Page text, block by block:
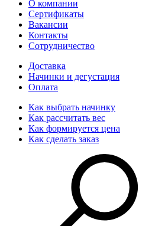
О компании
Сертификаты
Вакансии
Контакты
Сотрудничество
Доставка
Начинки и дегустация
Оплата
Как выбрать начинку
Как рассчитать вес
Как формируется цена
Как сделать заказ